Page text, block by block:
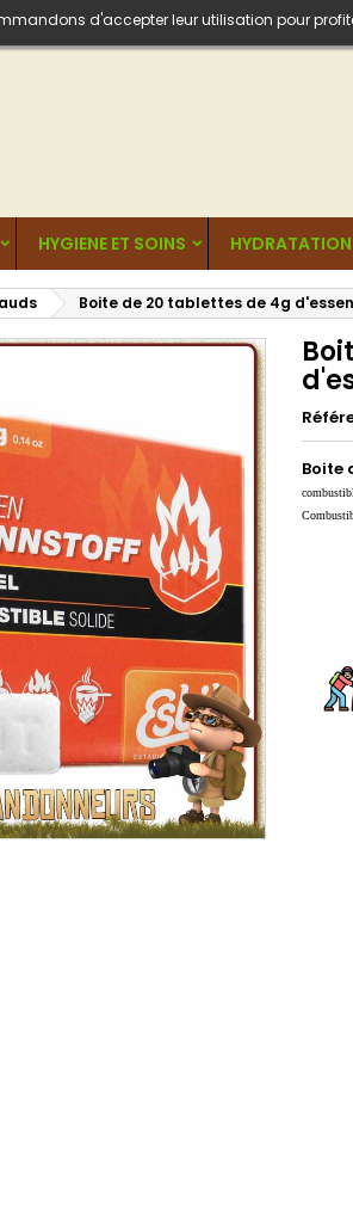
d'accepter leur utilisation pour
HYGIENE ET SOINS HYDRATATION
Boite de 20 tablettes de 4g
Boite